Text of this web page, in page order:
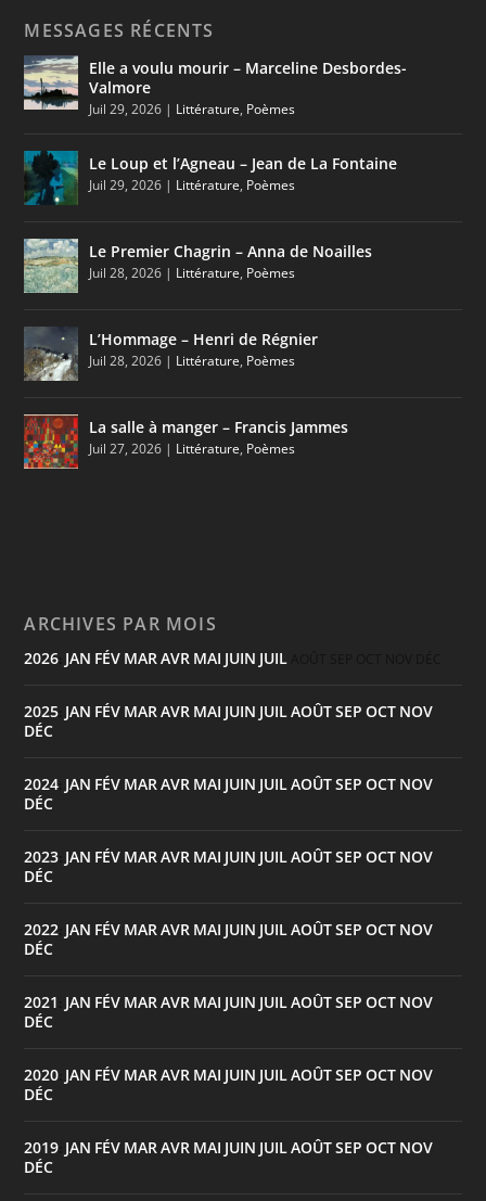
MESSAGES RÉCENTS
Elle a voulu mourir – Marceline Desbordes-
Valmore
Juil 29, 2026 | Littérature, Poèmes
Le Loup et l’Agneau – Jean de La Fontaine
Juil 29, 2026 | Littérature, Poèmes
Le Premier Chagrin – Anna de Noailles
Juil 28, 2026 | Littérature, Poèmes
L’Hommage – Henri de Régnier
Juil 28, 2026 | Littérature, Poèmes
La salle à manger – Francis Jammes
Juil 27, 2026 | Littérature, Poèmes
ARCHIVES PAR MOIS
2026 JAN FÉV MAR AVR MAI JUIN JUIL
2025 JAN FÉV MAR AVR MAI JUIN JUIL AOÛTSEP OCT NOV
DÉC
2024 JAN FÉV MAR AVR MAI JUIN JUIL AOÛTSEP OCT NOV
DÉC
2023 JAN FÉV MAR AVR MAI JUIN JUIL AOÛTSEP OCT NOV
DÉC
2022 JAN FÉV MAR AVR MAI JUIN JUIL AOÛTSEP OCT NOV
DÉC
2021 JAN FÉV MAR AVR MAI JUIN JUIL AOÛTSEP OCT NOV
DÉC
2020 JAN FÉV MAR AVR MAI JUIN JUIL AOÛTSEP OCT NOV
DÉC
2019 JAN FÉV MAR AVR MAI JUIN JUIL AOÛTSEP OCT NOV
DÉC